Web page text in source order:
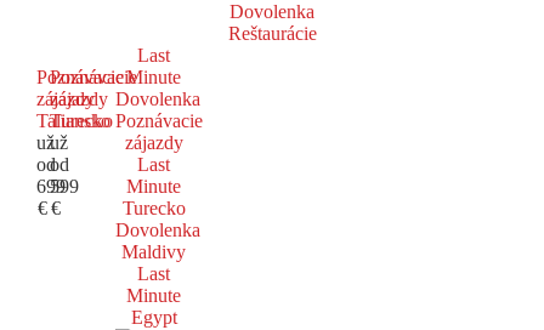
Dovolenka
Reštaurácie
Poznávacie
zájazdy
Taliansko
už
od
699
€
Poznávacie
zájazdy
Turecko
už
od
599
€
Last
Minute
Dovolenka
Poznávacie
zájazdy
Last
Minute
Turecko
Dovolenka
Maldivy
Last
Minute
Egypt